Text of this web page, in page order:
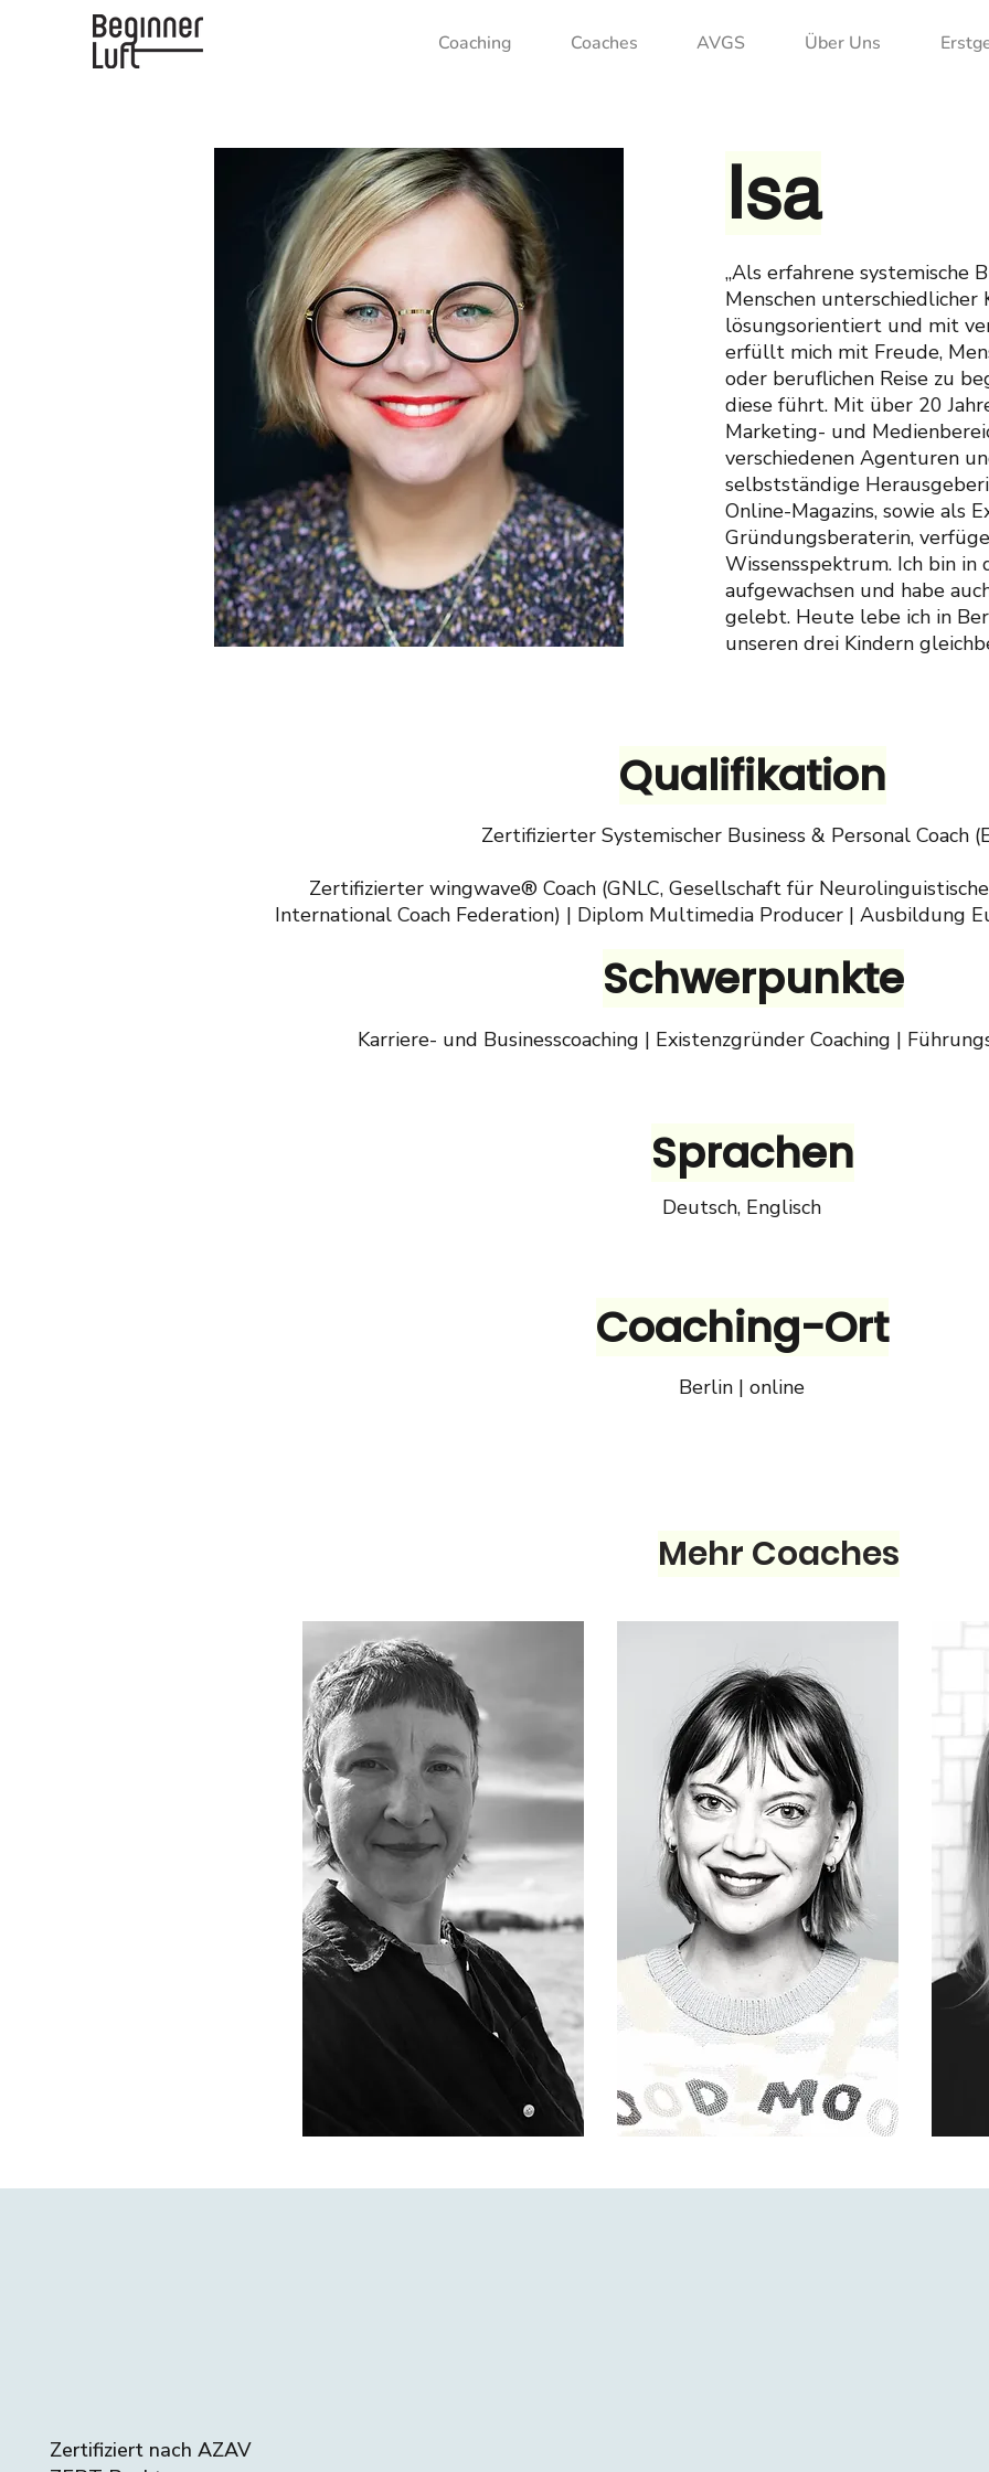
Coaching Coaches AVGS Über Uns
Isa
„Als erfahrene systemische
Menschen unterschiedlicher
lösungsorientiert und mit
erfüllt mich mit Freude,
oder beruflichen Reise zu
diese führt. Mit über 20
Marketing- und
verschiedenen Agenturen
selbstständige
Online-Magazins, sowie als
Gründungsberaterin,
Wissensspektrum. Ich bin in
aufgewachsen und habe
gelebt. Heute lebe ich in
unseren drei Kindern
Qualifikation
Zertifizierter Systemischer Business & Personal Coach
Zertifizierter wingwave® Coach (GNLC, Gesellschaft für
International Coach Federation) | Diplom Multimedia Producer | Ausbildung
Schwerpunkte
Karriere- und Businesscoaching | Existenzgründer Coaching |
Sprachen
Deutsch, Englisch
Coaching-Ort
Berlin | online
Mehr Coaches
Zertifiziert nach AZAV